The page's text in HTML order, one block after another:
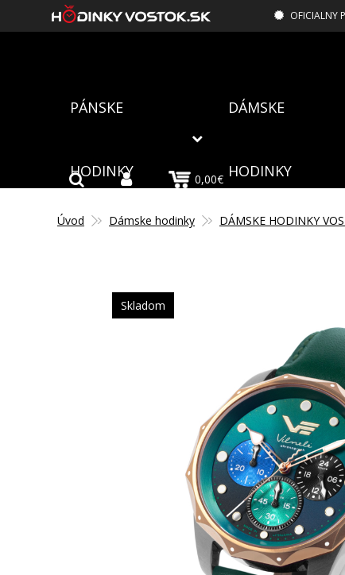
OFICIALNY
PÁNSKE
HODINKY
DÁMSKE
HODINKY
0,00€
Úvod Dámske hodinky DÁMSKE HODINKY
Skladom